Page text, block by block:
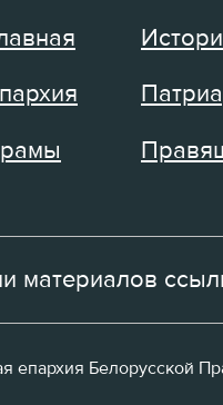
материалов
епархия Белорусской